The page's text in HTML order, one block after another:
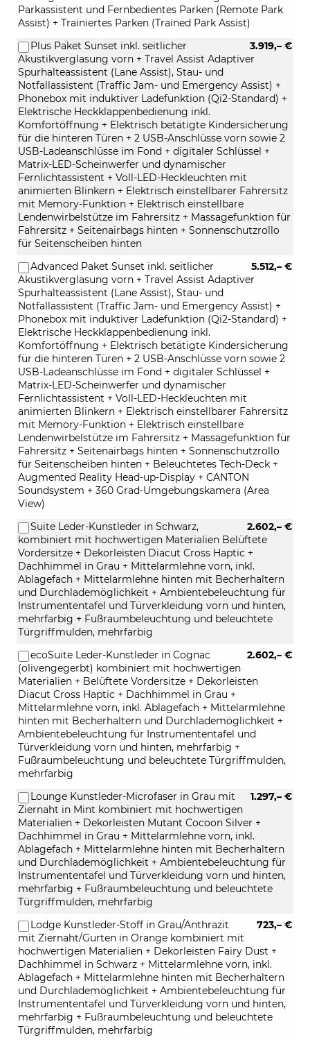
Parkassistent und Fernbedientes Parken (Remote Park
Assist) + Trainiertes Parken (Trained Park Assist)
3.919,– €
Plus Paket Sunset inkl. seitlicher
Akustikverglasung vorn + Travel Assist Adaptiver
Spurhalteassistent (Lane Assist), Stau- und
Notfallassistent (Traffic Jam- und Emergency Assist) +
Phonebox mit induktiver Ladefunktion (Qi2-Standard) +
Elektrische Heckklappenbedienung inkl.
Komfortöffnung + Elektrisch betätigte Kindersicherung
für die hinteren Türen + 2 USB-Anschlüsse vorn sowie 2
USB-Ladeanschlüsse im Fond + digitaler Schlüssel +
Matrix-LED-Scheinwerfer und dynamischer
Fernlichtassistent + Voll-LED-Heckleuchten mit
animierten Blinkern + Elektrisch einstellbarer Fahrersitz
mit Memory-Funktion + Elektrisch einstellbare
Lendenwirbelstütze im Fahrersitz + Massagefunktion für
Fahrersitz + Seitenairbags hinten + Sonnenschutzrollo
für Seitenscheiben hinten
5.512,– €
Advanced Paket Sunset inkl. seitlicher
Akustikverglasung vorn + Travel Assist Adaptiver
Spurhalteassistent (Lane Assist), Stau- und
Notfallassistent (Traffic Jam- und Emergency Assist) +
Phonebox mit induktiver Ladefunktion (Qi2-Standard) +
Elektrische Heckklappenbedienung inkl.
Komfortöffnung + Elektrisch betätigte Kindersicherung
für die hinteren Türen + 2 USB-Anschlüsse vorn sowie 2
USB-Ladeanschlüsse im Fond + digitaler Schlüssel +
Matrix-LED-Scheinwerfer und dynamischer
Fernlichtassistent + Voll-LED-Heckleuchten mit
animierten Blinkern + Elektrisch einstellbarer Fahrersitz
mit Memory-Funktion + Elektrisch einstellbare
Lendenwirbelstütze im Fahrersitz + Massagefunktion für
Fahrersitz + Seitenairbags hinten + Sonnenschutzrollo
für Seitenscheiben hinten + Beleuchtetes Tech-Deck +
Augmented Reality Head-up-Display + CANTON
Soundsystem + 360 Grad-Umgebungskamera (Area
View)
2.602,– €
Suite Leder-Kunstleder in Schwarz,
kombiniert mit hochwertigen Materialien Belüftete
Vordersitze + Dekorleisten Diacut Cross Haptic +
Dachhimmel in Grau + Mittelarmlehne vorn, inkl.
Ablagefach + Mittelarmlehne hinten mit Becherhaltern
und Durchlademöglichkeit + Ambientebeleuchtung für
Instrumententafel und Türverkleidung vorn und hinten,
mehrfarbig + Fußraumbeleuchtung und beleuchtete
Türgriffmulden, mehrfarbig
2.602,– €
ecoSuite Leder-Kunstleder in Cognac
(olivengegerbt) kombiniert mit hochwertigen
Materialien + Belüftete Vordersitze + Dekorleisten
Diacut Cross Haptic + Dachhimmel in Grau +
Mittelarmlehne vorn, inkl. Ablagefach + Mittelarmlehne
hinten mit Becherhaltern und Durchlademöglichkeit +
Ambientebeleuchtung für Instrumententafel und
Türverkleidung vorn und hinten, mehrfarbig +
Fußraumbeleuchtung und beleuchtete Türgriffmulden,
mehrfarbig
1.297,– €
Lounge Kunstleder-Microfaser in Grau mit
Ziernaht in Mint kombiniert mit hochwertigen
Materialien + Dekorleisten Mutant Cocoon Silver +
Dachhimmel in Grau + Mittelarmlehne vorn, inkl.
Ablagefach + Mittelarmlehne hinten mit Becherhaltern
und Durchlademöglichkeit + Ambientebeleuchtung für
Instrumententafel und Türverkleidung vorn und hinten,
mehrfarbig + Fußraumbeleuchtung und beleuchtete
Türgriffmulden, mehrfarbig
723,– €
Lodge Kunstleder-Stoff in Grau/Anthrazit
mit Ziernaht/Gurten in Orange kombiniert mit
hochwertigen Materialien + Dekorleisten Fairy Dust +
Dachhimmel in Schwarz + Mittelarmlehne vorn, inkl.
Ablagefach + Mittelarmlehne hinten mit Becherhaltern
und Durchlademöglichkeit + Ambientebeleuchtung für
Instrumententafel und Türverkleidung vorn und hinten,
mehrfarbig + Fußraumbeleuchtung und beleuchtete
Türgriffmulden, mehrfarbig